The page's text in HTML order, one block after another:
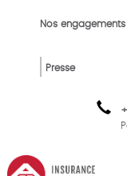
Top
FR
Nos engagements
Presse